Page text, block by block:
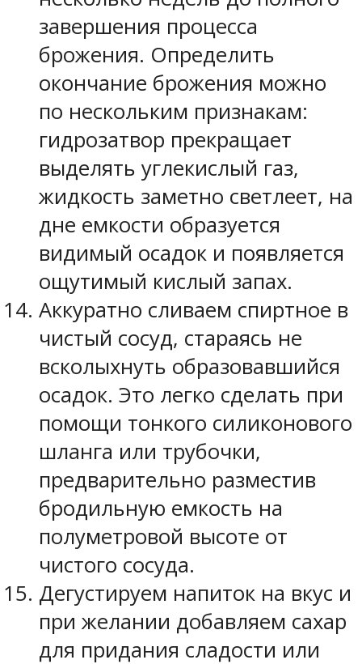
завершения процесса
брожения. Определить
окончание брожения можно
по нескольким признакам:
гидрозатвор прекращает
выделять углекислый газ,
жидкость заметно светлеет, на
дне емкости образуется
видимый осадок и появляется
ощутимый кислый запах.
Аккуратно сливаем спиртное в
чистый сосуд, стараясь не
всколыхнуть образовавшийся
осадок. Это легко сделать при
помощи тонкого силиконового
шланга или трубочки,
предварительно разместив
бродильную емкость на
полуметровой высоте от
чистого сосуда.
Дегустируем напиток на вкус и
при желании добавляем сахар
для придания сладости или